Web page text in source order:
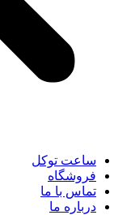
ساعت توکل
فروشگاه
تماس با ما
درباره ما